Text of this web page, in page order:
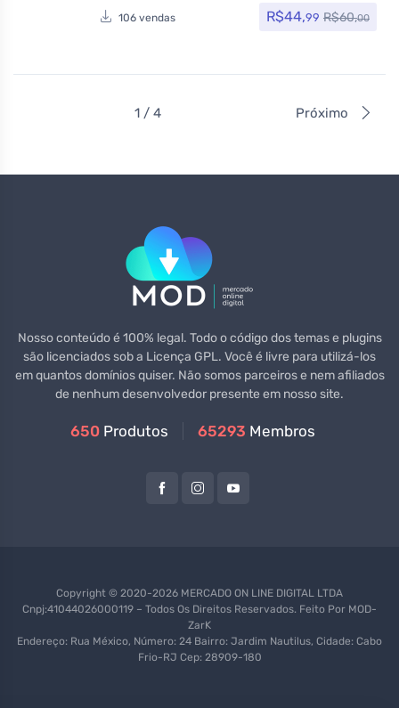
106 vendas R$44,99 R$60,00
1 / 4 Próximo
Nosso conteúdo é 100% legal. Todo o código dos temas e plugins
são licenciados sob a Licença GPL. Você é livre para utilizá-los
em quantos domínios quiser. Não somos parceiros e nem afiliados
de nenhum desenvolvedor presente em nosso site.
650 Produtos 65293 Membros
Copyright © 2020-2026 MERCADO ON LINE DIGITAL LTDA
Cnpj:41044026000119 – Todos Os Direitos Reservados. Feito Por MOD-
ZarK
Endereço: Rua México, Número: 24 Bairro: Jardim Nautilus, Cidade: Cabo
Frio-RJ Cep: 28909-180